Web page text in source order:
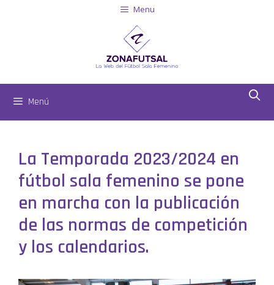
Menu
Menú
La Temporada 2023/2024 en
fútbol sala femenino se pone
en marcha con la publicación
de las normas de competición
y los calendarios.